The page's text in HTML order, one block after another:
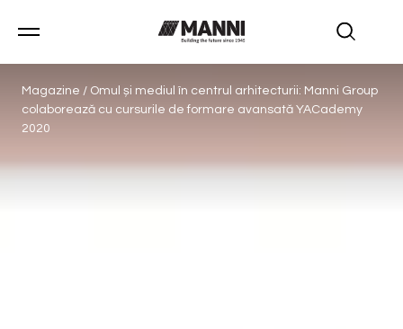
Magazine / Omul și mediul în centrul arhitecturii: Manni Group
colaborează cu cursurile de formare avansată YACademy
2020